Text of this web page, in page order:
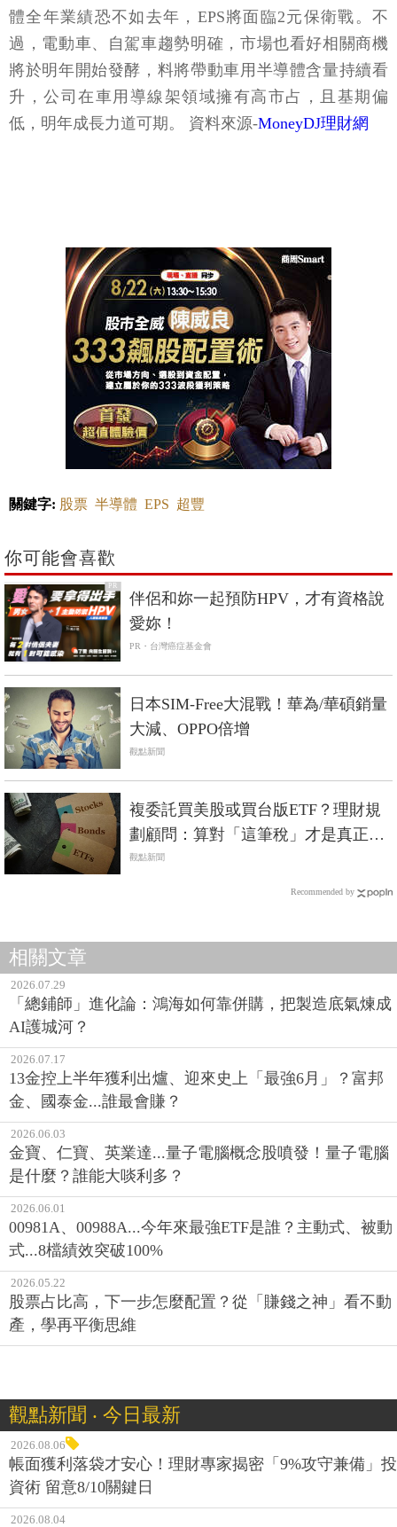
體全年業績恐不如去年，EPS將面臨2元保衛戰。不
過，電動車、自駕車趨勢明確，市場也看好相關商機
將於明年開始發酵，料將帶動車用半導體含量持續看
升，公司在車用導線架領域擁有高市占，且基期偏
低，明年成長力道可期。 資料來源-MoneyDJ理財網
關鍵字: 股票 半導體 EPS 超豐
你可能會喜歡
PR
伴侶和妳一起預防HPV，才有資格說
愛妳！
PR・台灣癌症基金會
日本SIM-Free大混戰！華為/華碩銷量
大減、OPPO倍增
觀點新聞
複委託買美股或買台版ETF？理財規
劃顧問：算對「這筆稅」才是真正報
酬
觀點新聞
Recommended by
相關文章
2026.07.29
「總鋪師」進化論：鴻海如何靠併購，把製造底氣煉成
AI護城河？
2026.07.17
13金控上半年獲利出爐、迎來史上「最強6月」？富邦
金、國泰金...誰最會賺？
2026.06.03
金寶、仁寶、英業達...量子電腦概念股噴發！量子電腦
是什麼？誰能大啖利多？
2026.06.01
00981A、00988A...今年來最強ETF是誰？主動式、被動
式...8檔績效突破100%
2026.05.22
股票占比高，下一步怎麼配置？從「賺錢之神」看不動
產，學再平衡思維
觀點新聞 ‧ 今日最新
2026.08.06
帳面獲利落袋才安心！理財專家揭密「9%攻守兼備」投
資術 留意8/10關鍵日
2026.08.04